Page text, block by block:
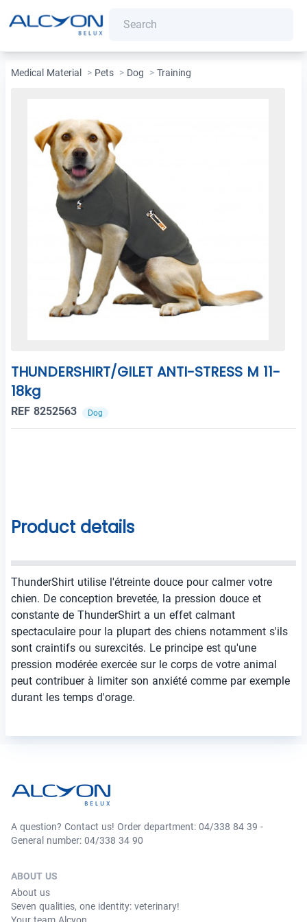
Medical Material > Pets > Dog > Training
THUNDERSHIRT/GILET ANTI-STRESS M 11-
18kg
REF 8252563 Dog
Product details
ThunderShirt utilise l'étreinte douce pour calmer votre
chien. De conception brevetée, la pression douce et
constante de ThunderShirt a un effet calmant
spectaculaire pour la plupart des chiens notamment s'ils
sont craintifs ou surexcités. Le principe est qu'une
pression modérée exercée sur le corps de votre animal
peut contribuer à limiter son anxiété comme par exemple
durant les temps d'orage.
A question? Contact us! Order department: 04/338 84 39 -
General number: 04/338 34 90
ABOUT US
About us
Seven qualities, one identity: veterinary!